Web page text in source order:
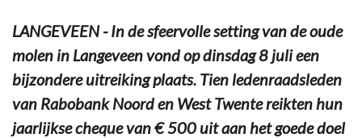
LANGEVEEN - In de sfeervolle setting van de oude
molen in Langeveen vond op dinsdag 8 juli een
bijzondere uitreiking plaats. Tien ledenraadsleden
van Rabobank Noord en West Twente reikten hun
jaarlijkse cheque van € 500 uit aan het goede doel